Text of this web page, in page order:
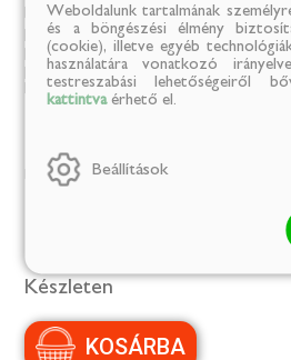
Mind magyar és nemzetözi
pizza, tészta, paradicsom leves,
paprikás krumpli, pörkölt, töltött
paradicsomos húsgombóc, tikka
helyett bármibe.
(4 499 Ft/kg)
Készleten
Weboldalunk tartalmának
és a böngészési élmény
(cookie), illetve egyéb
használatára vonatkozó
testreszabási lehetőségeiről
kattintvaérhető el.
Beállítások